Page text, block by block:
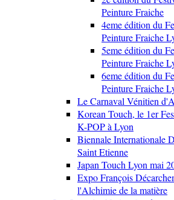
Peinture Fraiche
4eme édition du
Peinture Fraiche
5eme édition du
Peinture Fraiche
6eme édition du
Peinture Fraiche
Le Carnaval Vénitien
Korean Touch, le 1er
K-POP à Lyon
Biennale Internationale
Saint Etienne
Japan Touch Lyon mai
Expo François
l'Alchimie de la matière